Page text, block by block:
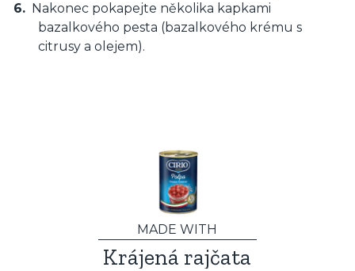
Nakonec pokapejte několika kapkami
bazalkového pesta (bazalkového krému s
citrusy a olejem).
MADE WITH
Krájená rajčata